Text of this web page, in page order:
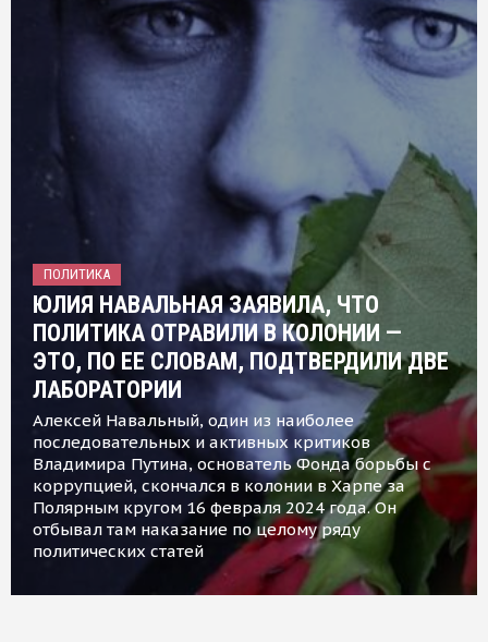
ПОЛИТИКА
ЮЛИЯ НАВАЛЬНАЯ ЗАЯВИЛА, ЧТО
ПОЛИТИКА ОТРАВИЛИ В КОЛОНИИ —
ЭТО, ПО ЕЕ СЛОВАМ, ПОДТВЕРДИЛИ ДВЕ
ЛАБОРАТОРИИ
Алексей Навальный, один из наиболее
последовательных и активных критиков
Владимира Путина, основатель Фонда борьбы с
коррупцией, скончался в колонии в Харпе за
Полярным кругом 16 февраля 2024 года. Он
отбывал там наказание по целому ряду
политических статей